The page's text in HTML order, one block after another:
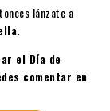
lánzate a
el Día de
comentar en